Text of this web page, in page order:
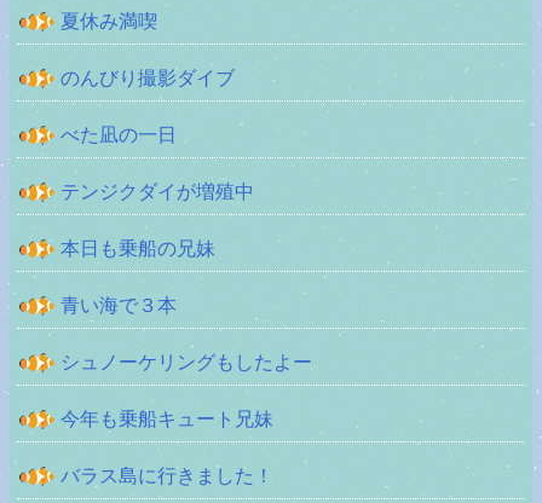
夏休み満喫
のんびり撮影ダイブ
べた凪の一日
テンジクダイが増殖中
本日も乗船の兄妹
青い海で３本
シュノーケリングもしたよー
今年も乗船キュート兄妹
バラス島に行きました！